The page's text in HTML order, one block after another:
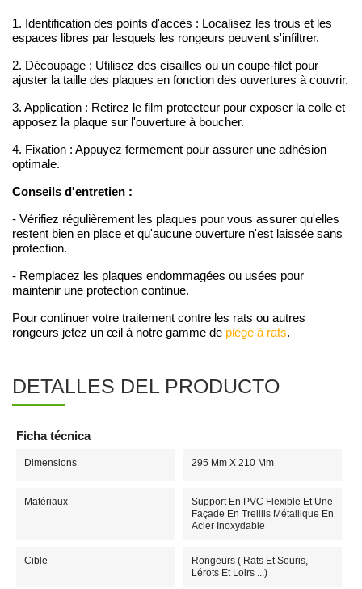
1. Identification des points d'accès : Localisez les trous et les
espaces libres par lesquels les rongeurs peuvent s'infiltrer.
2. Découpage : Utilisez des cisailles ou un coupe-filet pour
ajuster la taille des plaques en fonction des ouvertures à couvrir.
3. Application : Retirez le film protecteur pour exposer la colle et
apposez la plaque sur l'ouverture à boucher.
4. Fixation : Appuyez fermement pour assurer une adhésion
optimale.
Conseils d'entretien :
- Vérifiez régulièrement les plaques pour vous assurer qu'elles
restent bien en place et qu'aucune ouverture n'est laissée sans
protection.
- Remplacez les plaques endommagées ou usées pour
maintenir une protection continue.
Pour continuer votre traitement contre les rats ou autres
rongeurs jetez un œil à notre gamme de piège à rats.
DETALLES DEL PRODUCTO
Ficha técnica
Dimensions 295 Mm X 210 Mm
Matériaux
Support En PVC Flexible Et Une
Façade En Treillis Métallique En
Acier Inoxydable
Cible
Rongeurs ( Rats Et Souris,
Lérots Et Loirs ...)